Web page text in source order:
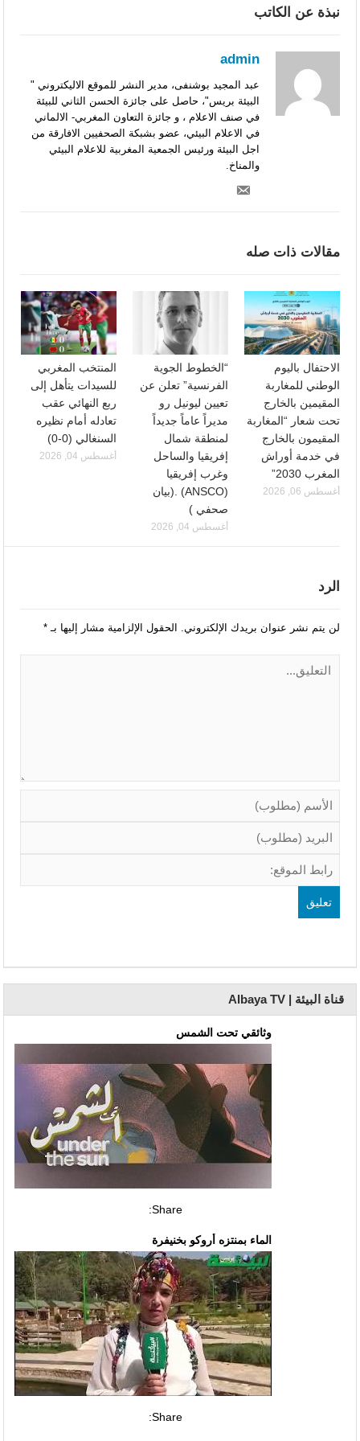
السنغالي (0-0)
نبذة عن الكاتب
admin
عبد المجيد بوشنفى، مدير النشر للموقع الاليكتروني "
البيئة بريس"، حاصل على جائزة الحسن الثاني للبيئة
في صنف الاعلام ، و جائزة التعاون المغربي- الالماني
في الاعلام البيئي، عضو بشبكة الصحفيين الافارقة من
اجل البيئة ورئيس الجمعية المغربية للاعلام البيئي
والمناخ.
مقالات ذات صله
الاحتفال باليوم
الوطني للمغاربة
المقيمين بالخارج
تحت شعار “المغاربة
المقيمون بالخارج
في خدمة أوراش
المغرب 2030”
أغسطس 06, 2026
“الخطوط الجوية
الفرنسية” تعلن عن
تعيين ليونيل رو
مديراً عاماً جديداً
لمنطقة شمال
إفريقيا والساحل
وغرب إفريقيا
(ANSCO) .(بيان
صحفي )
أغسطس 04, 2026
المنتخب المغربي
للسيدات يتأهل إلى
ربع النهائي عقب
تعادله أمام نظيره
السنغالي (0-0)
أغسطس 04, 2026
الرد
لن يتم نشر عنوان بريدك الإلكتروني. الحقول الإلزامية مشار إليها بـ*
قناة البيئة | Albaya TV
وثائقي تحت الشمس
Share:
الماء بمنتزه أروكو بخنيفرة
Share: